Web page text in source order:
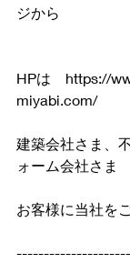
ジから
HPは https://
miyabi.com/
建築会社さま、
ォーム会社さま
お客様に当社を